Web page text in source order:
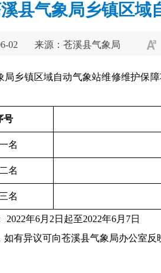
县气象局乡镇区域
02 来源：苍溪县气象局
局乡镇区域自动气象站维修维护保
号
名
名
名
2022年6月2日起至2022年6月7日
如有异议可向苍溪县气象局办公室反